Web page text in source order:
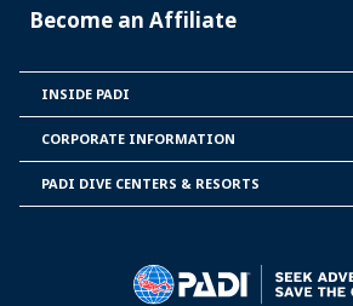
Become an Affiliate
PADI
INSIDE PADI
INFORMATION
CORPORATE INFORMATION
PADI DIVE CENTERS & RESORTS